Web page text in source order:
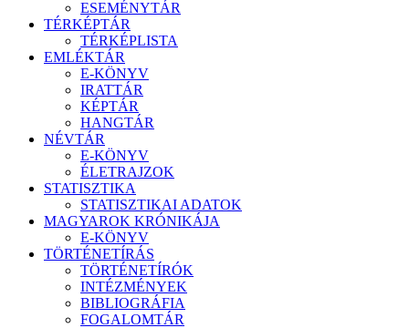
ESEMÉNYTÁR
TÉRKÉPTÁR
TÉRKÉPLISTA
EMLÉKTÁR
E-KÖNYV
IRATTÁR
KÉPTÁR
HANGTÁR
NÉVTÁR
E-KÖNYV
ÉLETRAJZOK
STATISZTIKA
STATISZTIKAI ADATOK
MAGYAROK KRÓNIKÁJA
E-KÖNYV
TÖRTÉNETÍRÁS
TÖRTÉNETÍRÓK
INTÉZMÉNYEK
BIBLIOGRÁFIA
FOGALOMTÁR